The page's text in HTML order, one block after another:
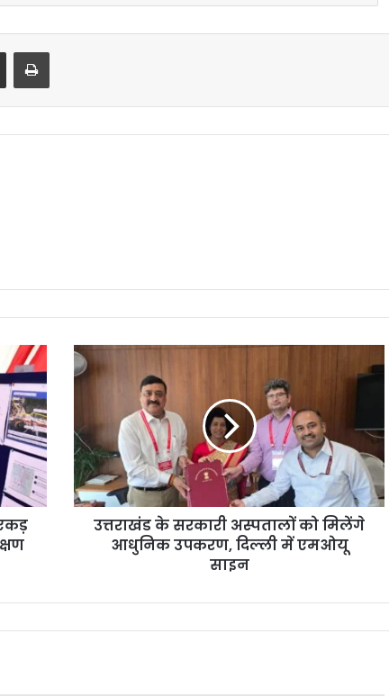
उत्तराखंड के सरकारी अस्पतालों को मिलेंगे
आधुनिक उपकरण, दिल्ली में एमओयू
साइन